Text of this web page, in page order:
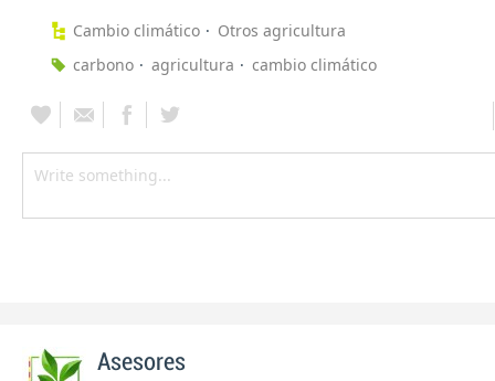
Cambio climático
Otros agricultura
carbono
agricultura cambio climático
Asesores